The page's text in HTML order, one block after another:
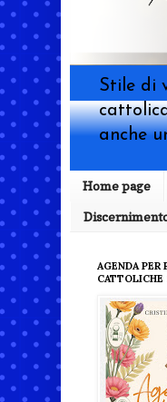
Stile di
anche
Home page
AGENDA PER
CATTOLICHE